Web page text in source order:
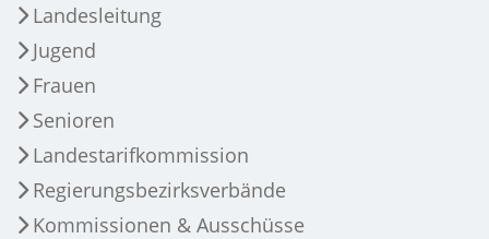
Landesleitung
Jugend
Frauen
Senioren
Landestarifkommission
Regierungsbezirksverbände
Kommissionen & Ausschüsse